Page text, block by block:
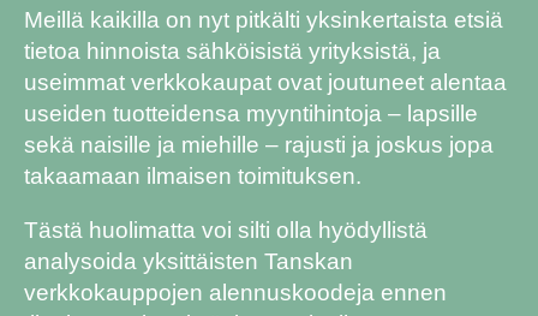
Meillä kaikilla on nyt pitkälti yksinkertaista etsiä
tietoa hinnoista sähköisistä yrityksistä, ja
useimmat verkkokaupat ovat joutuneet alentaa
useiden tuotteidensa myyntihintoja – lapsille
sekä naisille ja miehille – rajusti ja joskus jopa
takaamaan ilmaisen toimituksen.
Tästä huolimatta voi silti olla hyödyllistä
analysoida yksittäisten Tanskan
verkkokauppojen alennuskoodeja ennen